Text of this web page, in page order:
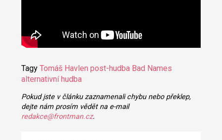
Tagy Tomáš Havlen post-hudba Bad Names
alternativní hudba
Pokud jste v článku zaznamenali chybu nebo překlep,
dejte nám prosím vědět na e-mail
redakce@frontman.cz.